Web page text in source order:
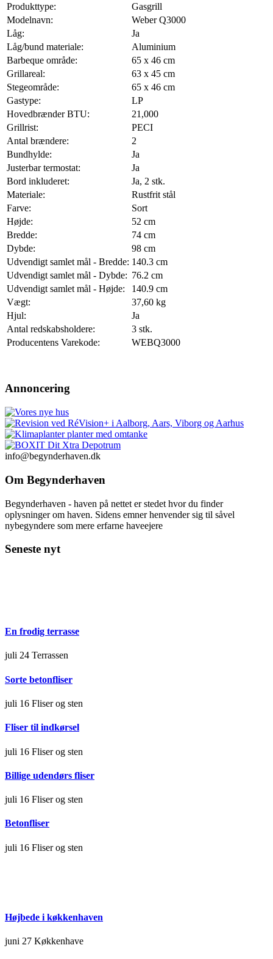
Produkttype:
Gasgrill
Modelnavn:
Weber Q3000
Låg:
Ja
Låg/bund materiale:
Aluminium
Barbeque område:
65 x 46 cm
Grillareal:
63 x 45 cm
Stegeområde:
65 x 46 cm
Gastype:
LP
Hovedbrænder BTU:
21,000
Grillrist:
PECI
Antal brændere:
2
Bundhylde:
Ja
Justerbar termostat:
Ja
Bord inkluderet:
Ja, 2 stk.
Materiale:
Rustfrit stål
Farve:
Sort
Højde:
52 cm
Bredde:
74 cm
Dybde:
98 cm
Udvendigt samlet mål - Bredde: 140.3 cm
Udvendigt samlet mål - Dybde: 76.2 cm
Udvendigt samlet mål - Højde:
140.9 cm
Vægt:
37,60 kg
Hjul:
Ja
Antal redskabsholdere:
3 stk.
Producentens Varekode:
WEBQ3000
Annoncering
info@begynderhaven.dk
Om Begynderhaven
Begynderhaven - haven på nettet er stedet hvor du finder
oplysninger om haven. Sidens emner henvender sig til såvel
nybegyndere som mere erfarne haveejere
Seneste nyt
En frodig terrasse
juli 24 Terrassen
Sorte betonfliser
juli 16 Fliser og sten
Fliser til indkørsel
juli 16 Fliser og sten
Billige udendørs fliser
juli 16 Fliser og sten
Betonfliser
juli 16 Fliser og sten
Højbede i køkkenhaven
juni 27 Køkkenhave